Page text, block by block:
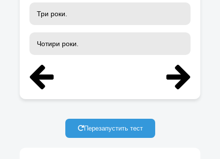
Три роки.
Чотири роки.
Перезапустить тест